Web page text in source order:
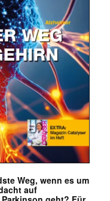
Weg, wenn es um
auf